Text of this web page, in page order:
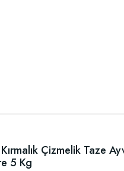
Çizmelik Taze
5 Kg